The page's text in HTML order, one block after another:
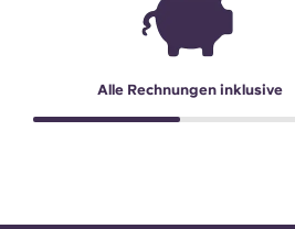
Alle Rechnungen inklusive